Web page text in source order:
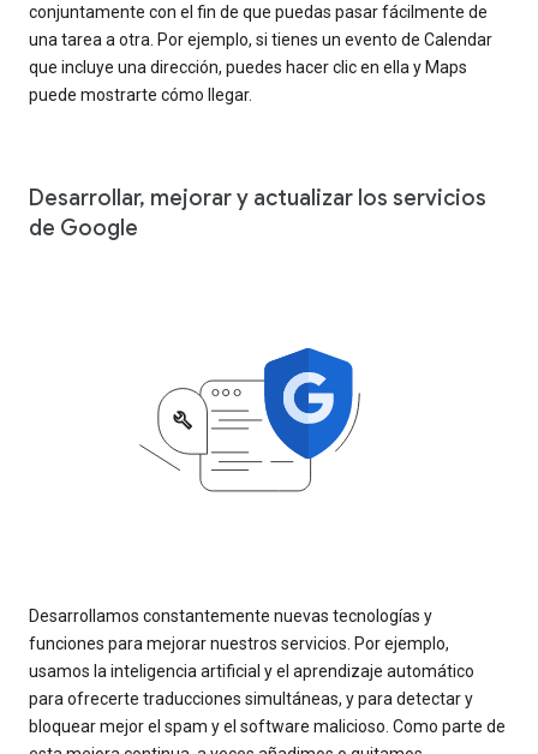
conjuntamente con el fin de que puedas pasar fácilmente de
una tarea a otra. Por ejemplo, si tienes un evento de Calendar
que incluye una dirección, puedes hacer clic en ella y Maps
puede mostrarte cómo llegar.
Desarrollar, mejorar y actualizar los servicios
de Google
Desarrollamos constantemente nuevas tecnologías y
funciones para mejorar nuestros servicios. Por ejemplo,
usamos la inteligencia artificial y el aprendizaje automático
para ofrecerte traducciones simultáneas, y para detectar y
bloquear mejor el spam y el software malicioso. Como parte de